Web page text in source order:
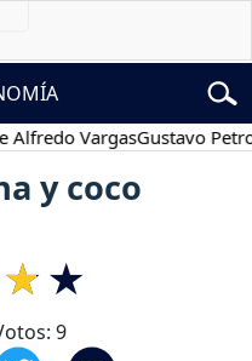
VargasGustavo Petro
y coco
9